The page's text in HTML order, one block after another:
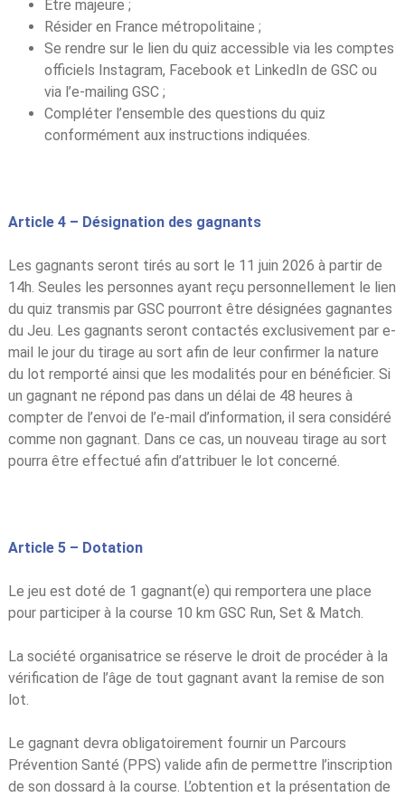
Être majeure ;
Résider en France métropolitaine ;
Se rendre sur le lien du quiz accessible via les comptes
officiels Instagram, Facebook et LinkedIn de GSC ou
via l’e-mailing GSC ;
Compléter l’ensemble des questions du quiz
conformément aux instructions indiquées.
Article 4 – Désignation des gagnants
Les gagnants seront tirés au sort le 11 juin 2026 à partir de
14h. Seules les personnes ayant reçu personnellement le lien
du quiz transmis par GSC pourront être désignées gagnantes
du Jeu. Les gagnants seront contactés exclusivement par e-
mail le jour du tirage au sort afin de leur confirmer la nature
du lot remporté ainsi que les modalités pour en bénéficier. Si
un gagnant ne répond pas dans un délai de 48 heures à
compter de l’envoi de l’e-mail d’information, il sera considéré
comme non gagnant. Dans ce cas, un nouveau tirage au sort
pourra être effectué afin d’attribuer le lot concerné.
Article 5 – Dotation
Le jeu est doté de 1 gagnant(e) qui remportera une place
pour participer à la course 10 km GSC Run, Set & Match.
La société organisatrice se réserve le droit de procéder à la
vérification de l’âge de tout gagnant avant la remise de son
lot.
Le gagnant devra obligatoirement fournir un Parcours
Prévention Santé (PPS) valide afin de permettre l’inscription
de son dossard à la course. L’obtention et la présentation de